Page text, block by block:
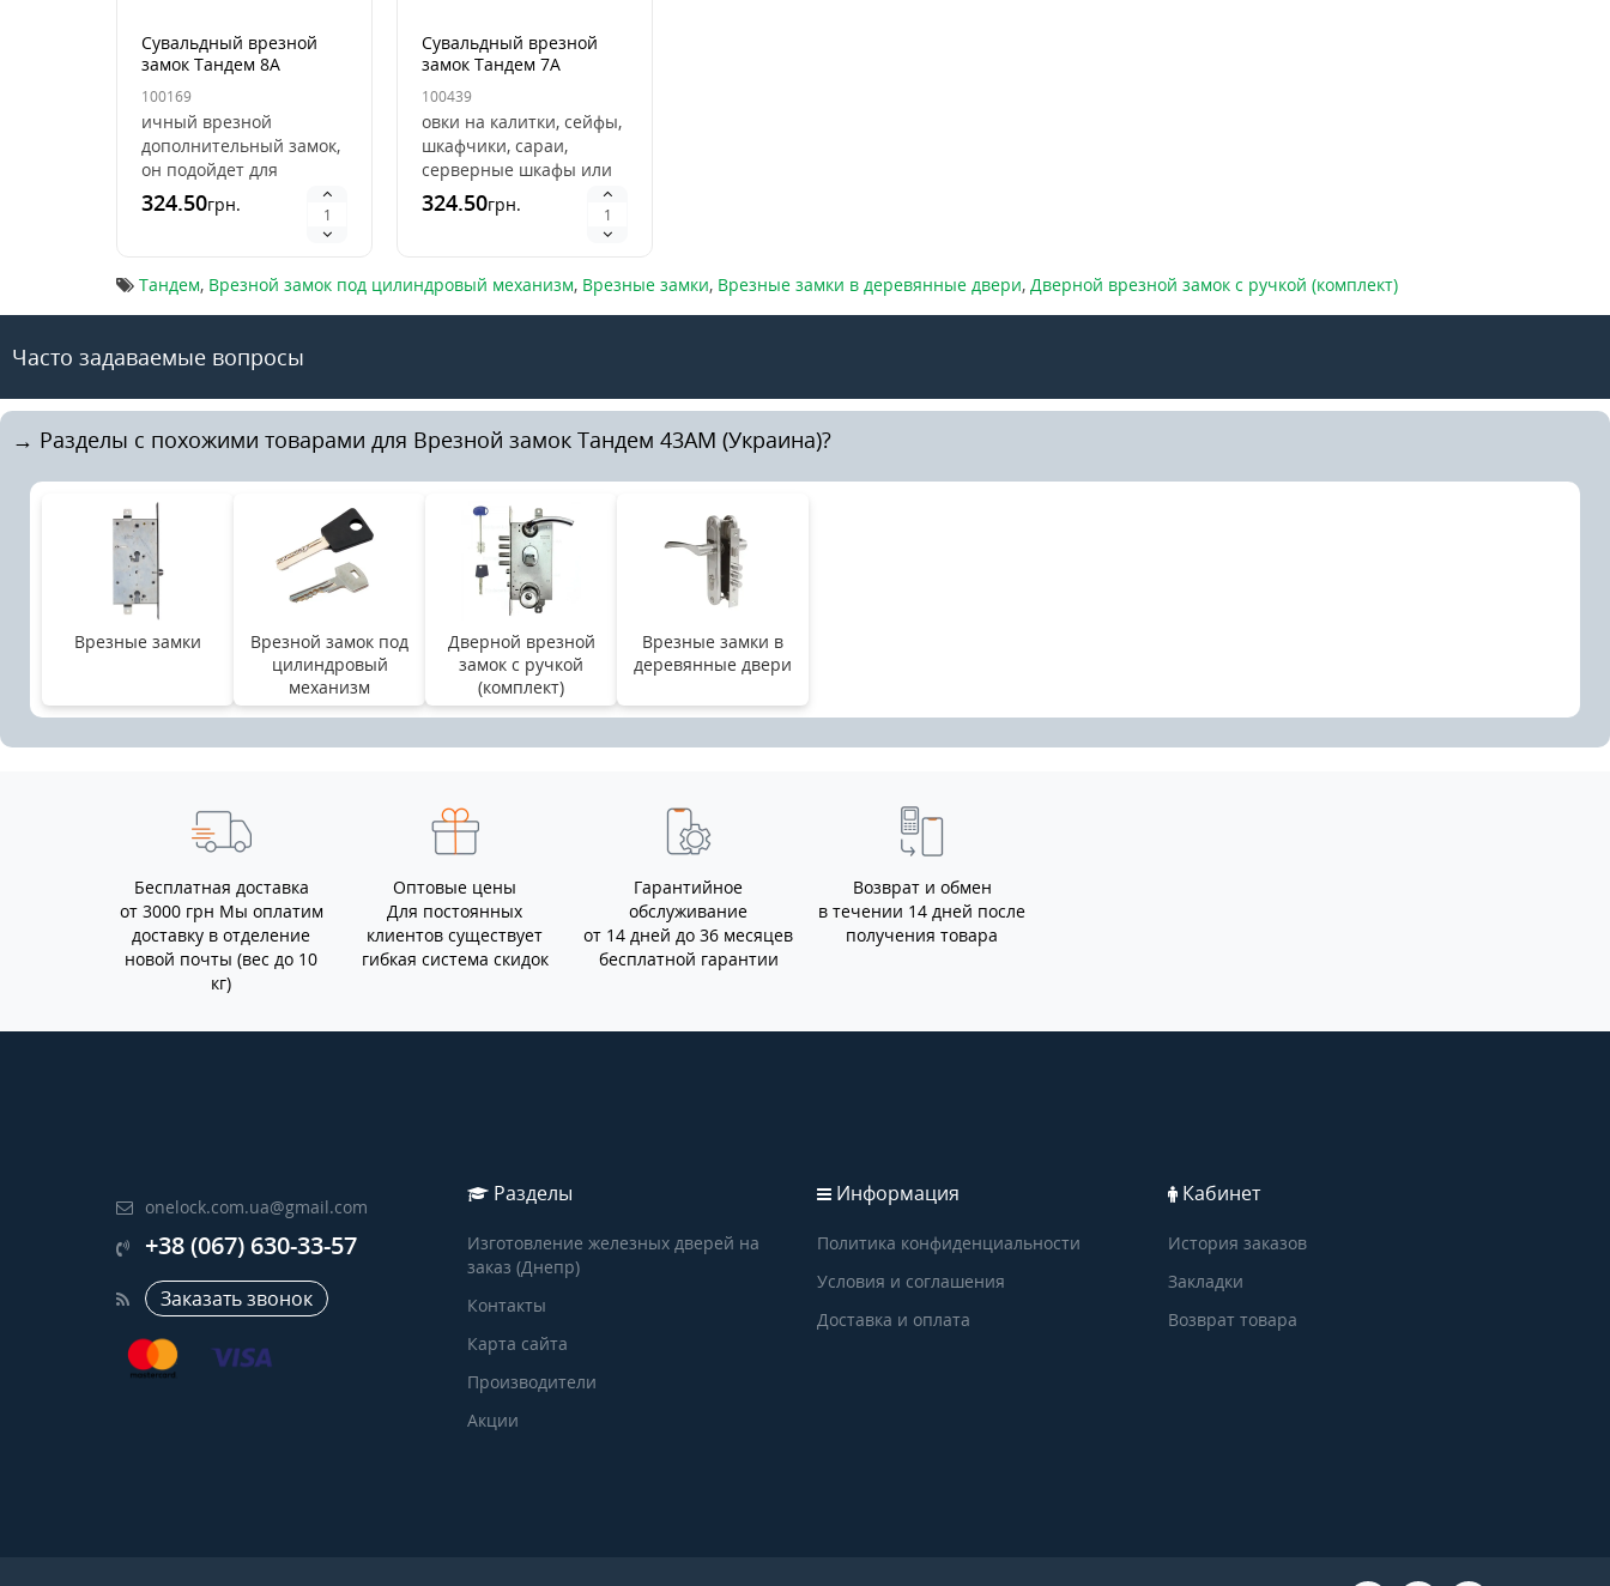
Сувальдный врезной
замок Тандем 8А
[3ключа]
100169
ичный врезной
дополнительный замок,
он подойдет для
установки на калитки,
сейфы, шкафчики,
324.50грн.
Сувальдный врезной
замок Тандем 7А
[3ключа]
100439
овки на калитки, сейфы,
шкафчики, сараи,
серверные шкафы или
другое оборудование.
Часто устанавливается
324.50грн.
Тандем, Врезной замок под цилиндровый механизм, Врезные замки, Врезные замки в деревянные двери, Дверной врезной замок с ручкой (комплект)
Часто задаваемые вопросы
→ Разделы с похожими товарами для Врезной замок Тандем 43АМ (Украина)?
Врезные замки
Врезной замок под
цилиндровый
механизм
Дверной врезной
замок с ручкой
(комплект)
Врезные замки в
деревянные двери
Бесплатная доставка
от 3000 грн Мы оплатим
доставку в отделение
новой почты (вес до 10
кг)
Оптовые цены
Для постоянных
клиентов существует
гибкая система скидок
Гарантийное
обслуживание
от 14 дней до 36 месяцев
бесплатной гарантии
Возврат и обмен
в течении 14 дней после
получения товара
onelock.com.ua@gmail.com
+38 (067) 630-33-57
Заказать звонок
Разделы
Изготовление железных дверей на
заказ (Днепр)
Контакты
Карта сайта
Производители
Акции
Информация
Политика конфиденциальности
Условия и соглашения
Доставка и оплата
Кабинет
История заказов
Закладки
Возврат товара